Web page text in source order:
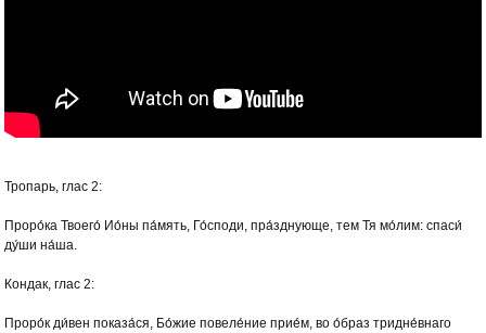
Тропарь, глас 2:
Проро́ка Твоего́ Ио́ны па́мять, Го́споди, пра́зднующе, тем Тя мо́лим: спаси́
ду́ши на́ша.
Кондак, глас 2:
Проро́к ди́вен показа́ся, Бо́жие повеле́ние прие́м, во о́браз тридне́внаго